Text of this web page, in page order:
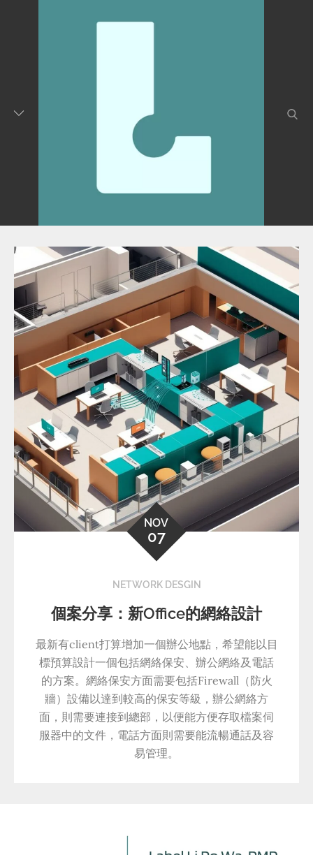
NOV
07
NETWORK DESGIN
個案分享：新Office的網絡設計
最新有client打算增加一個辦公地點，希望能以目
標預算設計一個包括網絡保安、辦公網絡及電話
的方案。網絡保安方面需要包括Firewall（防火
牆）設備以達到較高的保安等級，辦公網絡方
面，則需要連接到總部，以便能方便存取檔案伺
服器中的文件，電話方面則需要能流暢通話及容
易管理。